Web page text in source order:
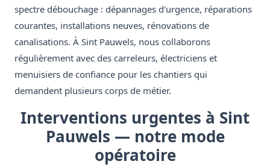
spectre débouchage : dépannages d'urgence, réparations
courantes, installations neuves, rénovations de
canalisations. À Sint Pauwels, nous collaborons
régulièrement avec des carreleurs, électriciens et
menuisiers de confiance pour les chantiers qui
demandent plusieurs corps de métier.
Interventions urgentes à Sint
Pauwels — notre mode
opératoire